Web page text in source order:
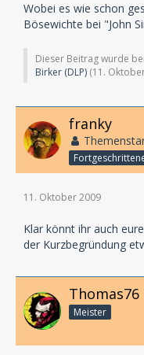
Wobei es wie schon
Bösewichte bei "John
Dieser Beitrag wurde
Birker (DLP) (11.
franky
11. Oktober 2009
Klar könnt ihr auch
der Kurzbegründung
Thomas76
Meister